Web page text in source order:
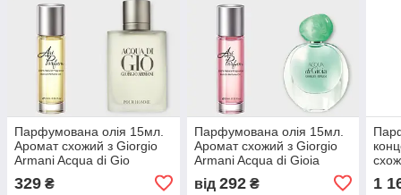
Парфумована олія 15мл.
Аромат схожий з Giorgio
Armani Acqua di Gio
329 ₴
Парфумована олія 15мл.
Аромат схожий з Giorgio
Armani Acqua di Gioia
від 292₴ 1